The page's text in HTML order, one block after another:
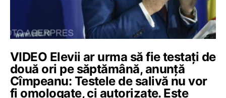
VIDEO Elevii ar urma să fie testați de
două ori pe săptămână, anunță
Cîmpeanu: Testele de salivă nu vor
fi omologate, ci autorizate. Este